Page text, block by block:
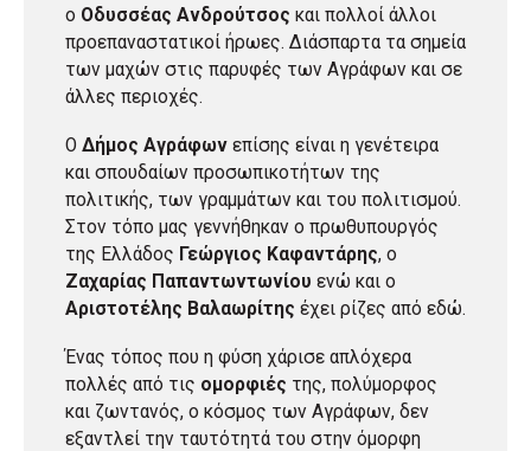
ο Οδυσσέας Ανδρούτσος και πολλοί άλλοι
προεπαναστατικοί ήρωες. Διάσπαρτα τα σημεία
των μαχών στις παρυφές των Αγράφων και σε
άλλες περιοχές.
Ο Δήμος Αγράφων επίσης είναι η γενέτειρα
και σπουδαίων προσωπικοτήτων της
πολιτικής, των γραμμάτων και του πολιτισμού.
Στον τόπο μας γεννήθηκαν ο πρωθυπουργός
της Ελλάδος Γεώργιος Καφαντάρης, ο
Ζαχαρίας Παπαντωντωνίου ενώ και ο
Αριστοτέλης Βαλαωρίτης έχει ρίζες από εδώ.
Ένας τόπος που η φύση χάρισε απλόχερα
πολλές από τις ομορφιές της, πολύμορφος
και ζωντανός, ο κόσμος των Αγράφων, δεν
εξαντλεί την ταυτότητά του στην όμορφη